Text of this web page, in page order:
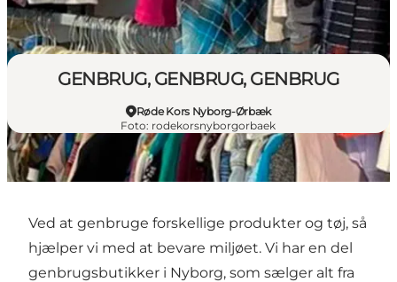
GENBRUG, GENBRUG, GENBRUG
Røde Kors Nyborg-Ørbæk
Foto: rodekorsnyborgorbaek
Ved at genbruge forskellige produkter og tøj, så
hjælper vi med at bevare miljøet. Vi har en del
genbrugsbutikker i Nyborg, som sælger alt fra